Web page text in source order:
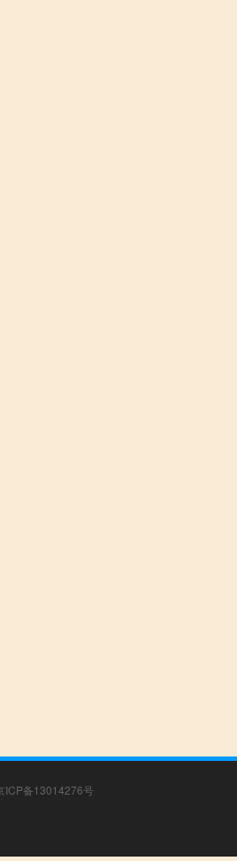
ICP备13014276号